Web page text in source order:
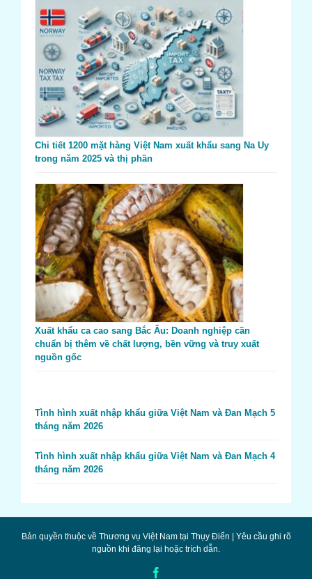
Chi tiết 1200 mặt hàng Việt Nam xuất khẩu sang Na Uy
trong năm 2025 và thị phần
Xuất khẩu ca cao sang Bắc Âu: Doanh nghiệp cần
chuẩn bị thêm về chất lượng, bền vững và truy xuất
nguồn gốc
Tình hình xuất nhập khẩu giữa Việt Nam và Đan Mạch 5
tháng năm 2026
Tình hình xuất nhập khẩu giữa Việt Nam và Đan Mạch 4
tháng năm 2026
Bản quyền thuộc về Thương vụ Việt Nam tại Thụy Điển | Yêu cầu ghi rõ
nguồn khi đăng lại hoặc trích dẫn.